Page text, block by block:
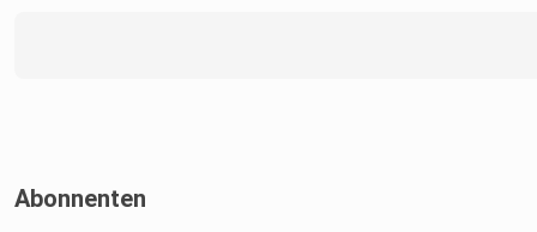
Abonnenten